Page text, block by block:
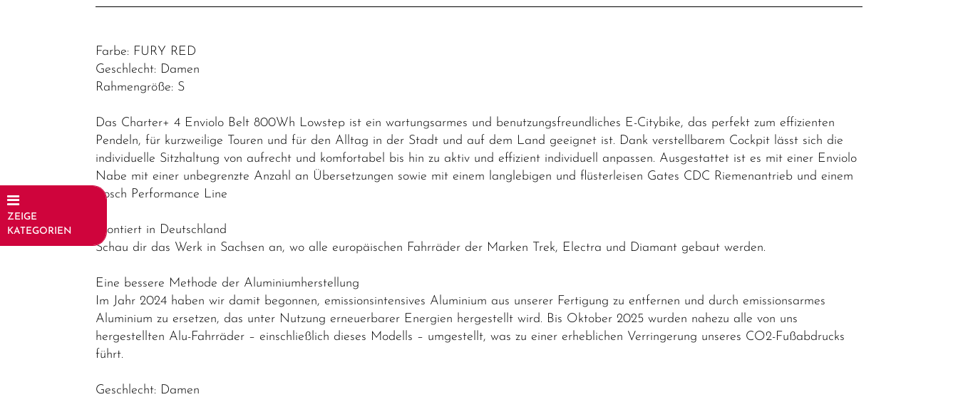
ZEIGE
KATEGORIEN
Elektrofahrräder
Farbe: FURY RED
Geschlecht: Damen
Rahmengröße: S
Das Charter+ 4 Enviolo Belt 800Wh Lowstep ist ein wartungsarmes und benutzungsfreundliches E-Citybike, das perfekt zum effizienten
Pendeln, für kurzweilige Touren und für den Alltag in der Stadt und auf dem Land geeignet ist. Dank verstellbarem Cockpit lässt sich die
individuelle Sitzhaltung von aufrecht und komfortabel bis hin zu aktiv und effizient individuell anpassen. Ausgestattet ist es mit einer Enviolo
Nabe mit einer unbegrenzte Anzahl an Übersetzungen sowie mit einem langlebigen und flüsterleisen Gates CDC Riemenantrieb und einem
Bosch Performance Line
Montiert in Deutschland
Schau dir das Werk in Sachsen an, wo alle europäischen Fahrräder der Marken Trek, Electra und Diamant gebaut werden.
Eine bessere Methode der Aluminiumherstellung
Im Jahr 2024 haben wir damit begonnen, emissionsintensives Aluminium aus unserer Fertigung zu entfernen und durch emissionsarmes
Aluminium zu ersetzen, das unter Nutzung erneuerbarer Energien hergestellt wird. Bis Oktober 2025 wurden nahezu alle von uns
hergestellten Alu-Fahrräder – einschließlich dieses Modells – umgestellt, was zu einer erheblichen Verringerung unseres CO2-Fußabdrucks
führt.
Geschlecht: Damen